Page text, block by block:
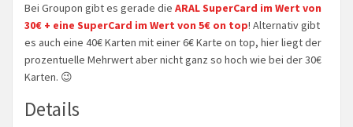
Bei Groupon gibt es gerade die ARAL SuperCard im Wert von
30€ + eine SuperCard im Wert von 5€ on top! Alternativ gibt
es auch eine 40€ Karten mit einer 6€ Karte on top, hier liegt der
prozentuelle Mehrwert aber nicht ganz so hoch wie bei der 30€
Karten. 😉
Details